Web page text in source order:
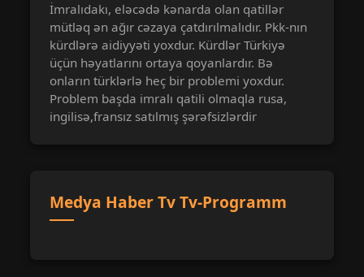
İmralıdakı, eləcədə kənarda olan qatillər
mütləq ən ağır cəzaya çatdırılmalıdır. Pkk-nın
kürdlərə aidiyyəti yoxdur. Kürdlər Türkiyə
üçün həyatlarını ortaya qoyanlardır. Bə
onların türklərlə heç bir problemi yoxdur.
Problem başda imralı qatili olmaqla rusa,
ingilisə,fransız satılmış şərəfsizlərdir
Medya Haber Tv Tv-Programm